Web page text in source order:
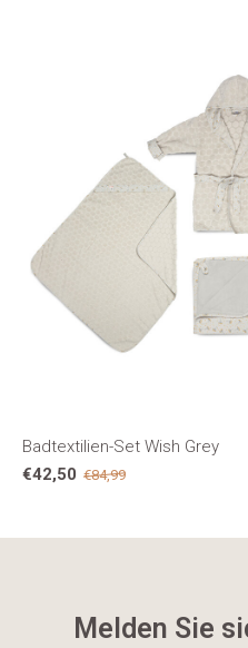
Badtextilien-Set Wish Grey
€42,50 €84,99
Melden Sie